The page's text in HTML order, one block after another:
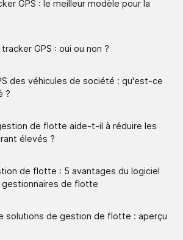
GPS : le meilleur modèle pour la
GPS : oui ou non ?
des véhicules de société : qu'est-ce
?
de flotte aide-t-il à réduire les
élevés ?
de flotte : 5 avantages du logiciel
gestionnaires de flotte
solutions de gestion de flotte : aperçu